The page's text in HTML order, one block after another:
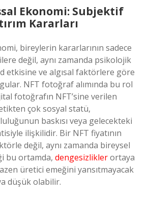
Ekonomi: Subjektif
Kararları
bireylerin kararlarının sadece
değil, aynı zamanda psikolojik
etkisine ve algısal faktörlere göre
NFT fotoğraf alımında bu rol
fotoğrafın NFT’sine verilen
çok sosyal statü,
baskısı veya gelecekteki
ilişkilidir. Bir NFT fiyatının
değil, aynı zamanda bireysel
bu ortamda, dengesizliklerortaya
üretici emeğini yansıtmayacak
düşük olabilir.